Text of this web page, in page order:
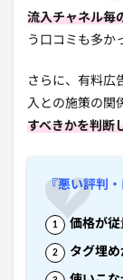
流入チャネル毎
う口コミも多か
さらに、有料広
入との施策の関
すべきかを判断
『悪い評判・
価格が従
タグ埋め